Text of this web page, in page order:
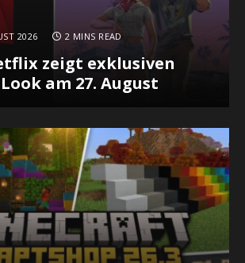
2026 2 MINS READ
zeigt exklusiven
am 27. August